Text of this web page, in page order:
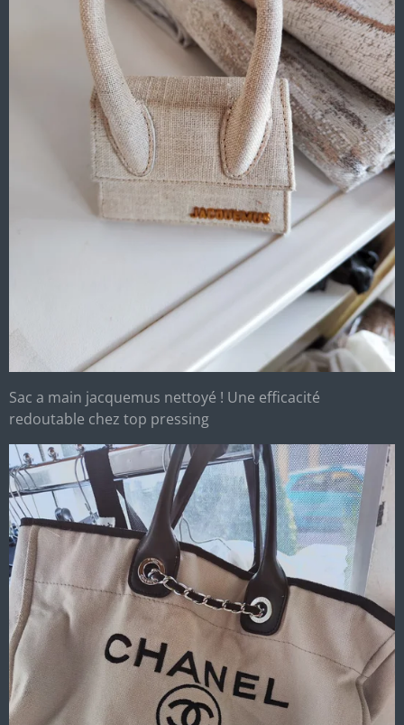
Sac a main jacquemus nettoyé ! Une efficacité
redoutable chez top pressing